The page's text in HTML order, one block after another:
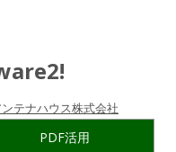
テナハウス株式会社
PDF活用